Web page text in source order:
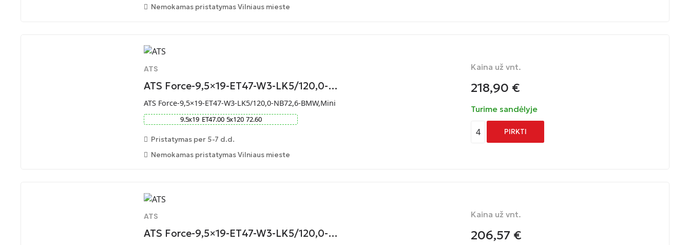
Nemokamas pristatymas Vilniaus mieste
ATS
ATS Force-9,5×19-ET47-W3-LK5/120,0-…
ATS Force-9,5×19-ET47-W3-LK5/120,0-NB72,6-BMW,Mini
9.5x19 ET47.00 5x120 72.60
Pristatymas per 5-7 d.d.
Nemokamas pristatymas Vilniaus mieste
Kaina už vnt.
218,90 €
Turime sandėlyje
4 PIRKTI
ATS
ATS Force-9,5×19-ET47-W3-LK5/120,0-…
Kaina už vnt.
206,57 €